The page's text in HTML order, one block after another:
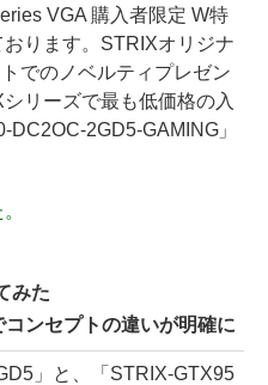
VGA 購入者限定 W特
ります。STRIXオリジナ
でのノベルティプレゼン
リーズで最も低価格の入
2GD5-GAMING」
みた
ンセプトの違いが明確に
」と、「STRIX-GTX95